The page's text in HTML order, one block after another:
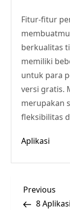
Fitur-fitur
berkualitas
memiliki
untuk para
versi gratis.
merupakan
fleksibilitas
Aplikasi
N
Previous
Post
Previous
8